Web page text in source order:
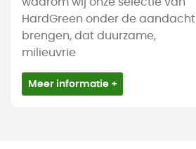
waarom wij onze selectie van
HardGreen onder de aandacht
brengen, dat duurzame,
milieuvrie
Meer informatie +